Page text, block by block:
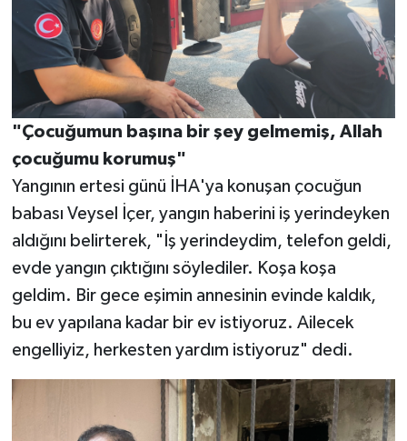
"Çocuğumun başına bir şey gelmemiş, Allah
çocuğumu korumuş"
Yangının ertesi günü İHA'ya konuşan çocuğun
babası Veysel İçer, yangın haberini iş yerindeyken
aldığını belirterek, "İş yerindeydim, telefon geldi,
evde yangın çıktığını söylediler. Koşa koşa
geldim. Bir gece eşimin annesinin evinde kaldık,
bu ev yapılana kadar bir ev istiyoruz. Ailecek
engelliyiz, herkesten yardım istiyoruz" dedi.